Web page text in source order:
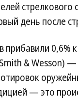
день после
прибавили 0,6%
& Wesson)
— это